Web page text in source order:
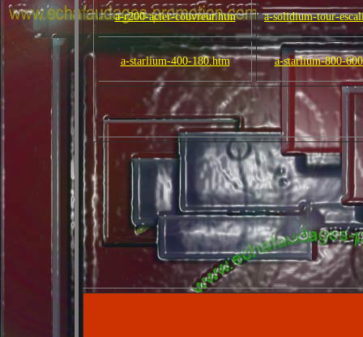
a-r200-acier-couvreur.htm a-solidium-tour-
a-starlium-400-180.htm a-starlium-800-